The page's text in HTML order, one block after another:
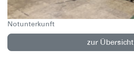
Notunterkunft
zur Übersicht